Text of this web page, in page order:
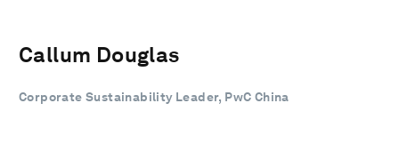
Callum Douglas
Corporate Sustainability Leader, PwC China